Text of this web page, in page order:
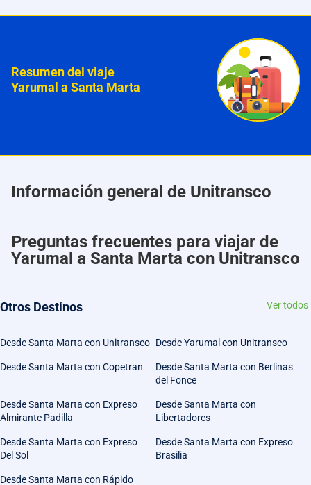
Resumen del viaje
Yarumal a Santa Marta
Información general de Unitransco
Preguntas frecuentes para viajar de
Yarumal a Santa Marta con Unitransco
Otros Destinos Ver todos
Desde Santa Marta con Unitransco Desde Yarumal con Unitransco
Desde Santa Marta con Copetran
Desde Santa Marta con Berlinas
del Fonce
Desde Santa Marta con Expreso
Almirante Padilla
Desde Santa Marta con
Libertadores
Desde Santa Marta con Expreso
Del Sol
Desde Santa Marta con Expreso
Brasilia
Desde Santa Marta con Rápido